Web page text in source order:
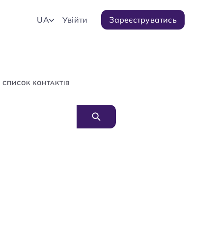
UA Увійти Зареєструватись
КОНТАКТІВ